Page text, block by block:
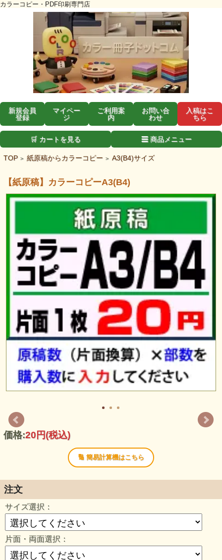
カラーコピー・PDF印刷専門店
新規会員
登録
マイペー
ジ
ご利用案
内
お問い合
わせ
入稿はこ
ちら
🛒 カートを見る ☰ 商品メニュー
TOP > 紙原稿からカラーコピー > A3(B4)サイズ
【紙原稿】カラーコピーA3(B4)
価格:20円(税込)
🔢 簡易計算機はこちら
注文
サイズ選択：
片面・両面選択：